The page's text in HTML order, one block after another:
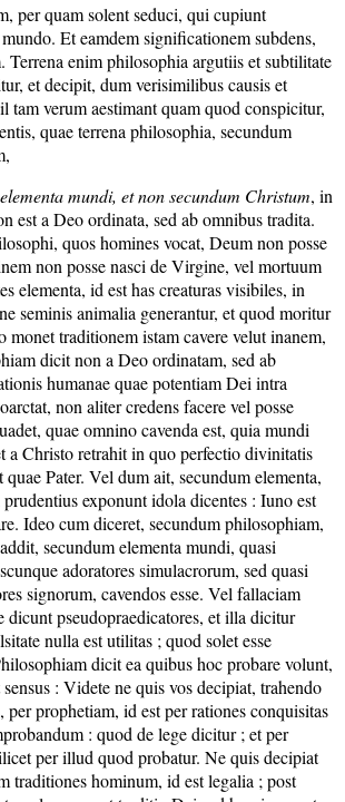
per quam solent seduci, qui cupiunt
Et eamdem significationem subdens,
Terrena enim philosophia argutiis et subtilitate
et decipit, dum verisimilibus causis et
tam verum aestimant quam quod conspicitur,
quae terrena philosophia, secundum
mundi, et non secundum Christum, in
est a Deo ordinata, sed ab omnibus tradita.
quos homines vocat, Deum non posse
non posse nasci de Virgine, vel mortuum
elementa, id est has creaturas visibiles, in
seminis animalia generantur, et quod moritur
traditionem istam cavere velut inanem,
dicit non a Deo ordinatam, sed ab
humanae quae potentiam Dei intra
non aliter credens facere vel posse
quae omnino cavenda est, quia mundi
a Christo retrahit in quo perfectio divinitatis
Pater. Vel dum ait, secundum elementa,
exponunt idola dicentes : Iuno est
Ideo cum diceret, secundum philosophiam,
secundum elementa mundi, quasi
adoratores simulacrorum, sed quasi
signorum, cavendos esse. Vel fallaciam
dicunt pseudopraedicatores, et illa dicitur
nulla est utilitas ; quod solet esse
dicit ea quibus hoc probare volunt,
: Videte ne quis vos decipiat, trahendo
per prophetiam, id est per rationes conquisitas
: quod de lege dicitur ; et per
per illud quod probatur. Ne quis decipiat
traditiones hominum, id est legalia ; post